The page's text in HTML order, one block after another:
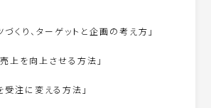
づくり、ターゲットと企画の考え方」
上を向上させる方法」
受注に変える方法」